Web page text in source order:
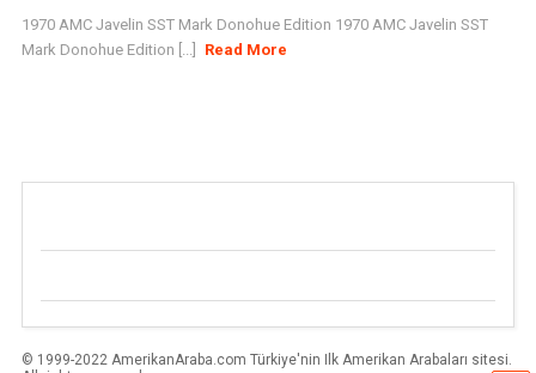
1970 AMC Javelin SST Mark Donohue Edition 1970 AMC Javelin SST
Mark Donohue Edition [...]
Read More
© 1999-2022 AmerikanAraba.com Türkiye'nin Ilk Amerikan Arabaları sitesi.